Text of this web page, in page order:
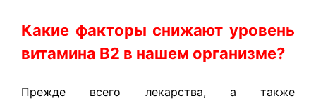
Какие факторы снижают уровень
витамина В2 в нашем организме?
Прежде всего лекарства, а также